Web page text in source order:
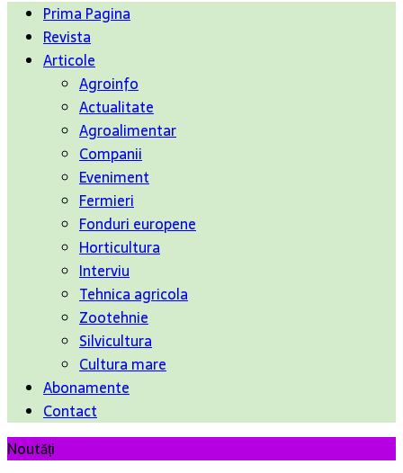
Prima Pagina
Revista
Articole
Agroinfo
Actualitate
Agroalimentar
Companii
Eveniment
Fermieri
Fonduri europene
Horticultura
Interviu
Tehnica agricola
Zootehnie
Silvicultura
Cultura mare
Abonamente
Contact
Noutăți